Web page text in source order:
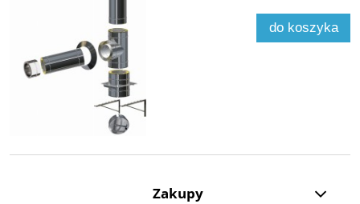
do koszyka
Zakupy